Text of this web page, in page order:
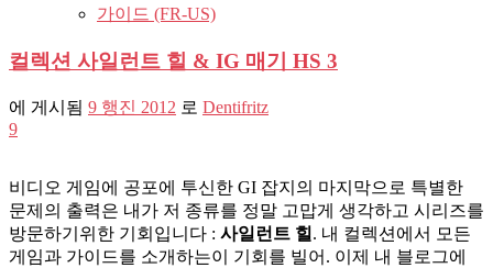
가이드 (FR-US)
컬렉션 사일런트 힐 & IG 매기 HS 3
에 게시됨 9 행진 2012 로 Dentifritz
9
비디오 게임에 공포에 투신한 GI 잡지의 마지막으로 특별한
문제의 출력은 내가 저 종류를 정말 고맙게 생각하고 시리즈를
방문하기위한 기회입니다 : 사일런트 힐 . 내 컬렉션에서 모든
게임과 가이드를 소개하는이 기회를 빌어. 이제 내 블로그에